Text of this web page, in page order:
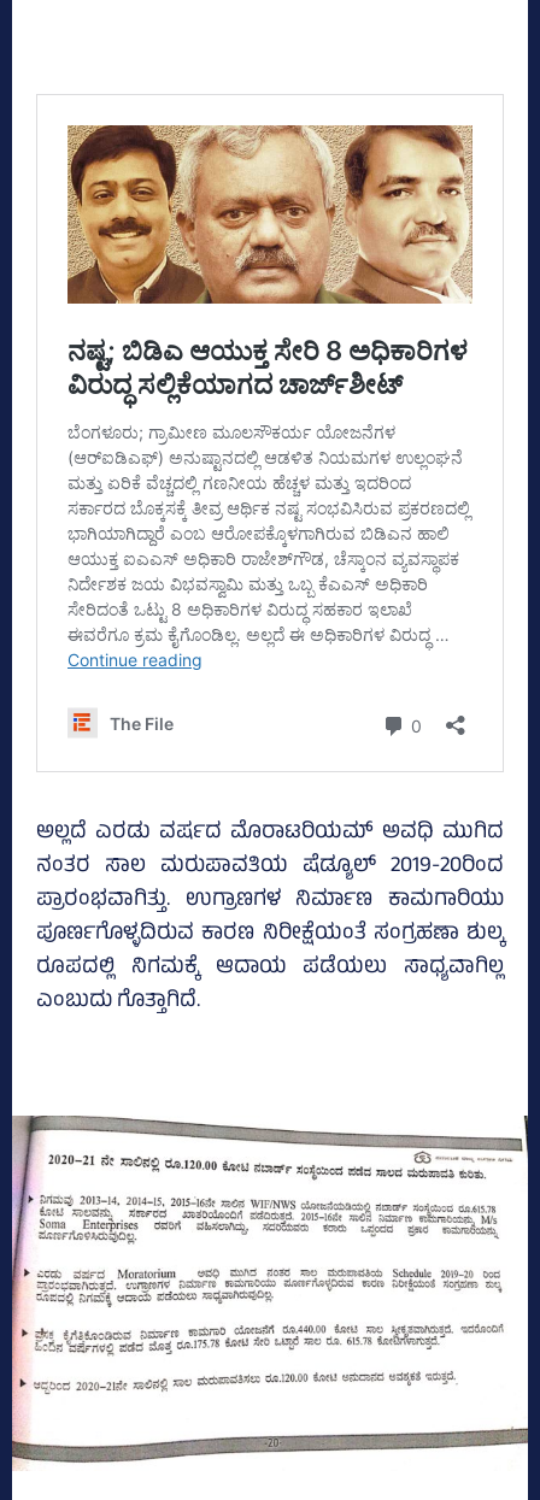
ಅಲ್ಲದೆ ಎರಡು ವರ್ಷದ ಮೊರಾಟರಿಯಮ್‌ ಅವಧಿ ಮುಗಿದ
ನಂತರ ಸಾಲ ಮರುಪಾವತಿಯ ಷೆಡ್ಯೂಲ್‌ 2019-20ರಿಂದ
ಪ್ರಾರಂಭವಾಗಿತ್ತು. ಉಗ್ರಾಣಗಳ ನಿರ್ಮಾಣ ಕಾಮಗಾರಿಯು
ಪೂರ್ಣಗೊಳ್ಳದಿರುವ ಕಾರಣ ನಿರೀಕ್ಷೆಯಂತೆ ಸಂಗ್ರಹಣಾ ಶುಲ್ಕ
ರೂಪದಲ್ಲಿ ನಿಗಮಕ್ಕೆ ಆದಾಯ ಪಡೆಯಲು ಸಾಧ್ಯವಾಗಿಲ್ಲ
ಎಂಬುದು ಗೊತ್ತಾಗಿದೆ.